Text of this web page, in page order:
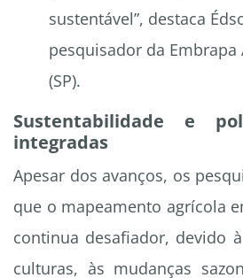
sustentável”, destaca
pesquisador da
(SP).
Sustentabilidade e
integradas
Apesar dos avanços, os
que o mapeamento agrícola
continua desafiador, devido
culturas, às mudanças